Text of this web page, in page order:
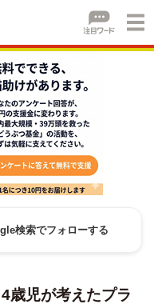
検索でフォローする
歳児が考えたプラ